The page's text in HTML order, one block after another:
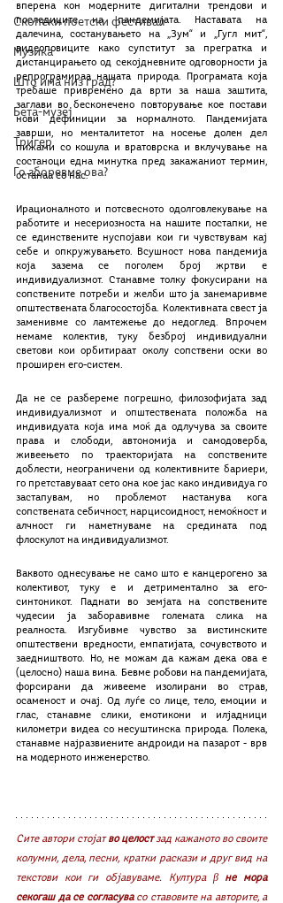
Скопски поетски фестивал
Музика
Што има низ град?
Бета-музеј
Тригер
Го зборевме ова?
вперена кон модерните дигитални трендови и
последиците на пандемијата. Наставата на
далечина, состанувањето на „Зум“ и „Гугл мит“,
видеоповиците како супститут за прегратка и
дистанцирањето од секојдневните одговорности ја
репрограмираа нашата природа. Програмата која
требаше привремено да врти за наша заштита,
заглави во бесконечено повторување кое постави
нови дефиниции за нормалното. Пандемијата
заврши, но менталитетот на носење долен дел
пижами со кошула и вратоврска и вклучување на
состаноци една минутка пред закажаниот термин,
останаа со нас.
Ирационалното и потсвесното одолговлекување на
работите и несериозноста на нашите постапки, не
се единствените нуспојави кои ги чувствувам кај
себе и опкружувањето. Всушност нова пандемија
која зазема се поголем број жртви е
индивидуализмот. Станавме толку фокусирани на
сопствените потреби и желби што ја занемаривме
општествената благосостојба. Колективната свест ја
заменивме со ламтежење до недоглед. Впрочем
немаме колектив, туку безброј индивидуални
светови кои орбитираат околу сопствени оски во
проширен его-систем.
Да не се разбереме погрешно, филозофијата зад
индивидуализмот и општествената положба на
индивидуата која има моќ да одлучува за своите
права и слободи, автономија и самодоверба,
живеењето по траекторијата на сопствените
доблести, неограничени од колективните бариери,
го претставуваат сето она кое јас како индивидуа го
застапувам, но проблемот настанува кога
сопствената себичност, нарцисоидност, немоќност и
алчност ги наметнуваме на средината под
флоскулот на индивидуализмот.
Ваквото однесување не само што е канцерогено за
колективот, туку е и детриментално за его-
синтоникот. Паднати во земјата на сопствените
чудесии ја заборавивме големата слика на
реалноста. Изгубивме чувство за вистинските
општествени вредности, емпатијата, сочувството и
заедништвото. Но, не можам да кажам дека ова е
(целосно) наша вина. Бевме робови на пандемијата,
форсирани да живееме изолирани во страв,
осаменост и очај. Од луѓе со лице, тело, емоции и
глас, станавме слики, емотикони и илјадници
километри видеа со несуштинска природа. Полека,
станавме најразвиените андроиди на пазарот - врв
на модерното инженерство.
Сите автори стојат во целост зад кажаното во своите
колумни, дела, песни, кратки раскази и друг вид на
текстови кои ги објавуваме. Култура β не мора
секогаш да се согласува со ставовите на авторите, а